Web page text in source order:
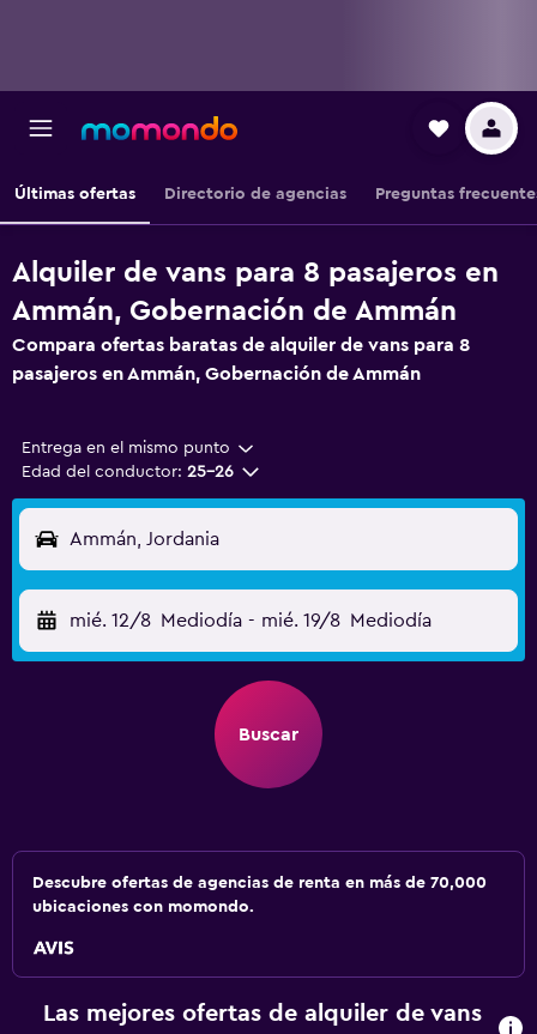
Últimas ofertas Directorio de agencias Preguntas
Alquiler de vans para 8 pasajeros en
Ammán, Gobernación de Ammán
Compara ofertas baratas de alquiler de vans para 8
pasajeros en Ammán, Gobernación de Ammán
Entrega en el mismo punto
Edad del conductor: 25-26
Ammán, Jordania
mié. 12/8 Mediodía - mié. 19/8 Mediodía
Buscar
Descubre ofertas de agencias de renta en más de 70,000
ubicaciones con momondo.
Las mejores ofertas de alquiler de vans